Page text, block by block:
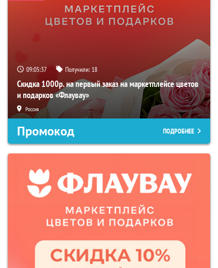
09:05:36 Получили: 18
Скидка 1000р. на первый заказ на маркетплейсе цветов
и подарков «Флаувау»
Россия
Промокод ПОДРОБНЕЕ